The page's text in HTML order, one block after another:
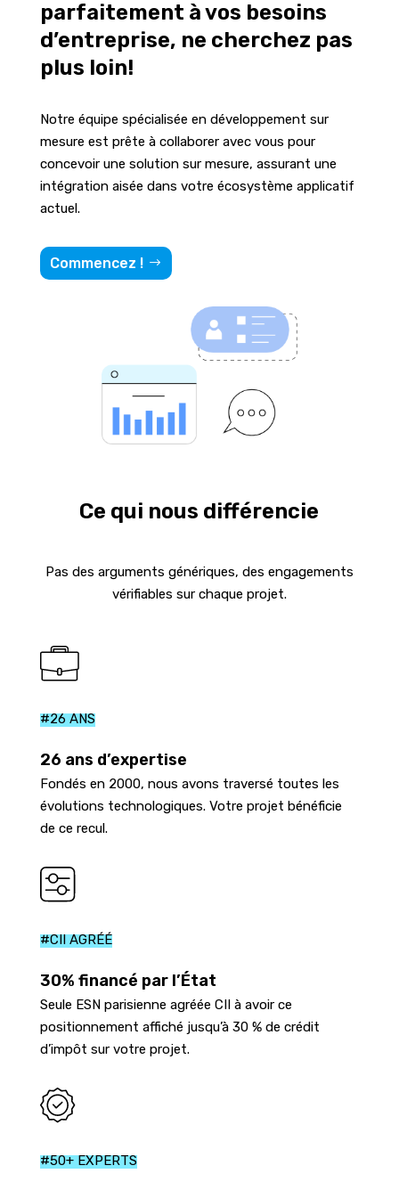
parfaitement à vos besoins
d’entreprise, ne cherchez pas
plus loin!
Notre équipe spécialisée en développement sur
mesure est prête à collaborer avec vous pour
concevoir une solution sur mesure, assurant une
intégration aisée dans votre écosystème applicatif
actuel.
Commencez !
Ce qui nous différencie
Pas des arguments génériques, des engagements
vérifiables sur chaque projet.
#26 ANS
26 ans d’expertise
Fondés en 2000, nous avons traversé toutes les
évolutions technologiques. Votre projet bénéficie
de ce recul.
#CII AGRÉÉ
30% financé par l’État
Seule ESN parisienne agréée CII à avoir ce
positionnement affiché jusqu’à 30 % de crédit
d’impôt sur votre projet.
#50+ EXPERTS